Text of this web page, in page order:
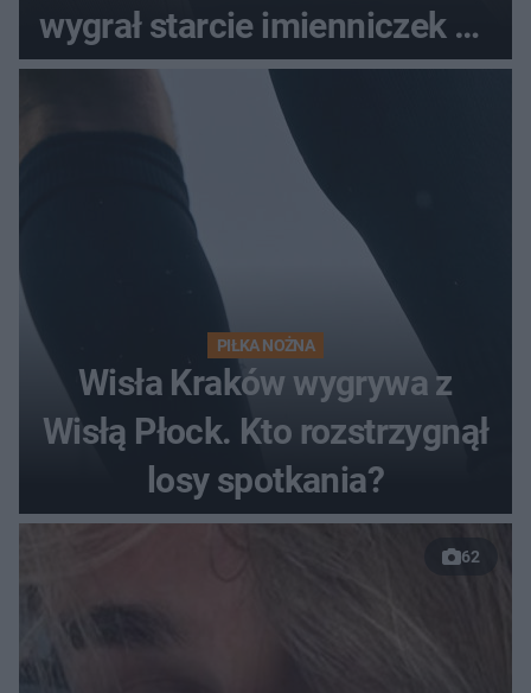
wygrał starcie imienniczek na
pełnym stadionie
PIŁKA NOŻNA
Wisła Kraków wygrywa z
Wisłą Płock. Kto rozstrzygnął
losy spotkania?
62